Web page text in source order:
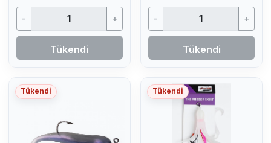
- +
Tükendi
- +
Tükendi
Tükendi Tükendi